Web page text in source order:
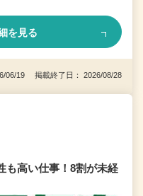
を見る
06/19 掲載終了日： 2026/08/28
も高い仕事！8割が未経